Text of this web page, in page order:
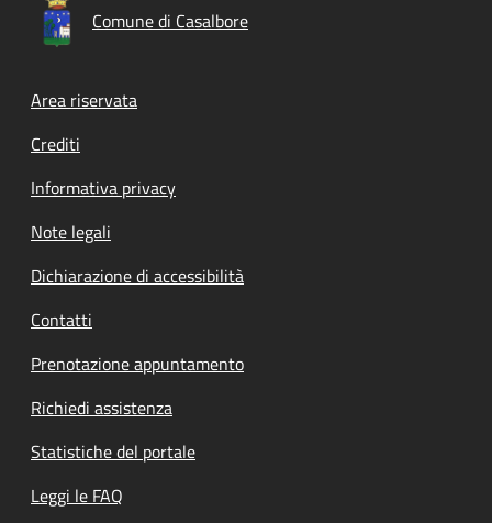
Comune di Casalbore
Footer menu
Area riservata
Crediti
Informativa privacy
Note legali
Dichiarazione di accessibilità
Contatti
Prenotazione appuntamento
Richiedi assistenza
Statistiche del portale
Leggi le FAQ